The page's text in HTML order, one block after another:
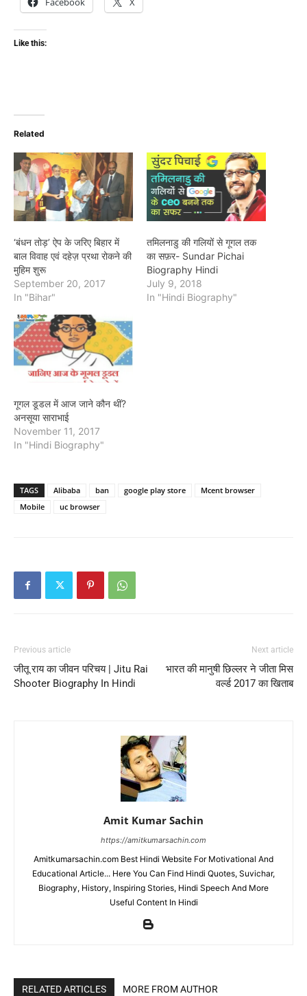
Like this:
Related
‘बंधन तोड़’ ऐप के जरिए बिहार में
बाल विवाह एवं दहेज़ प्रथा रोकने की
मुहिम शुरू
September 20, 2017
In "Bihar"
तमिलनाडु की गलियों से गूगल तक
का सफ़र- Sundar Pichai
Biography Hindi
July 9, 2018
In "Hindi Biography"
गूगल डूडल में आज जाने कौन थीं?
अनसूया साराभाई
November 11, 2017
In "Hindi Biography"
TAGS Alibaba ban google play store
Mcent browser
Mobile
uc browser
Previous article
जीतू राय का जीवन परिचय | Jitu Rai
Shooter Biography In Hindi
Next article
भारत की मानुषी छिल्लर ने जीता मिस
वर्ल्ड 2017 का खिताब
Amit Kumar Sachin
https://amitkumarsachin.com
Amitkumarsachin.com Best Hindi Website For Motivational And
Educational Article... Here You Can Find Hindi Quotes, Suvichar,
Biography, History, Inspiring Stories, Hindi Speech And More
Useful Content In Hindi
RELATED ARTICLES MORE FROM AUTHOR